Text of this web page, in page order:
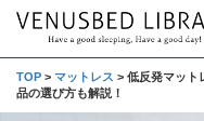
TOP > マットレス > 低反発マット
品の選び方も解説！